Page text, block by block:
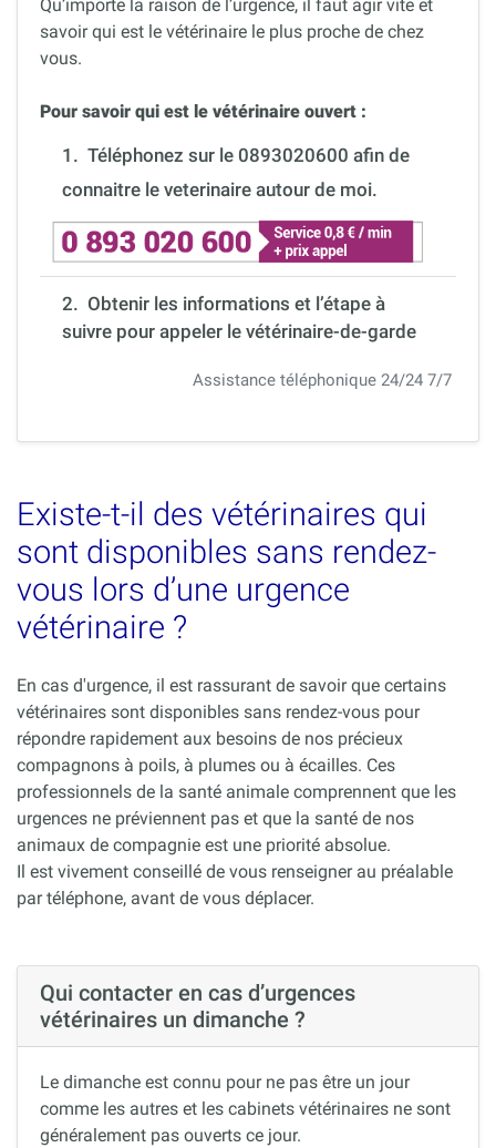
Qu’importe la raison de l’urgence, il faut agir vite et
savoir qui est le vétérinaire le plus proche de chez
vous.
Pour savoir qui est le vétérinaire ouvert :
1. Téléphonez sur le 0893020600 afin de
connaitre le veterinaire autour de moi.
2. Obtenir les informations et l’étape à
suivre pour appeler le vétérinaire-de-garde
Assistance téléphonique 24/24 7/7
Existe-t-il des vétérinaires qui
sont disponibles sans rendez-
vous lors d’une urgence
vétérinaire ?
En cas d'urgence, il est rassurant de savoir que certains
vétérinaires sont disponibles sans rendez-vous pour
répondre rapidement aux besoins de nos précieux
compagnons à poils, à plumes ou à écailles. Ces
professionnels de la santé animale comprennent que les
urgences ne préviennent pas et que la santé de nos
animaux de compagnie est une priorité absolue.
Il est vivement conseillé de vous renseigner au préalable
par téléphone, avant de vous déplacer.
Qui contacter en cas d’urgences
vétérinaires un dimanche ?
Le dimanche est connu pour ne pas être un jour
comme les autres et les cabinets vétérinaires ne sont
généralement pas ouverts ce jour.